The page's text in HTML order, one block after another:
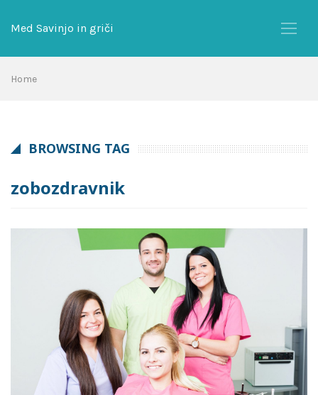
Med Savinjo in griči
Home
BROWSING TAG
zobozdravnik